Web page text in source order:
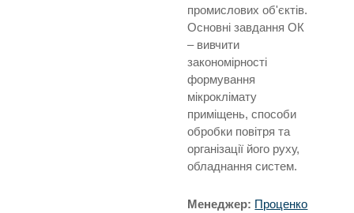
промислових об'єктів.
Основні завдання ОК
– вивчити
закономірності
формування
мікроклімату
приміщень, способи
обробки повітря та
організації його руху,
обладнання систем.
Менеджер: Проценко